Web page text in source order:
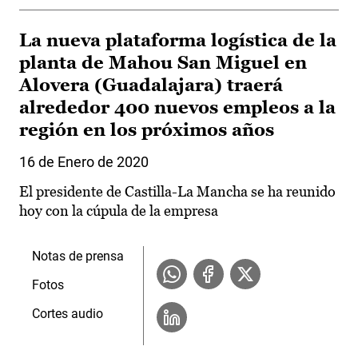
La nueva plataforma logística de la
planta de Mahou San Miguel en
Alovera (Guadalajara) traerá
alrededor 400 nuevos empleos a la
región en los próximos años
16 de Enero de 2020
El presidente de Castilla-La Mancha se ha reunido
hoy con la cúpula de la empresa
Notas de prensa
Fotos
Cortes audio